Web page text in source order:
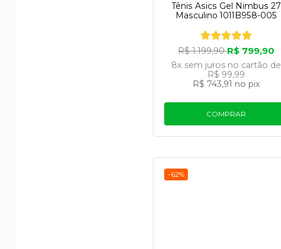
Tênis Asics Gel Nimbus 27
Masculino 1011B958-005
R$ 1.199,90R$ 799,90
8x sem juros no cartão de
R$ 99,99
R$ 743,91 no pix
COMPRAR
-62%